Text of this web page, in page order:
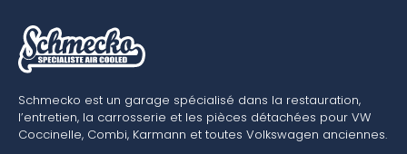
Schmecko est un garage spécialisé dans la restauration,
l’entretien, la carrosserie et les pièces détachées pour VW
Coccinelle, Combi, Karmann et toutes Volkswagen anciennes.